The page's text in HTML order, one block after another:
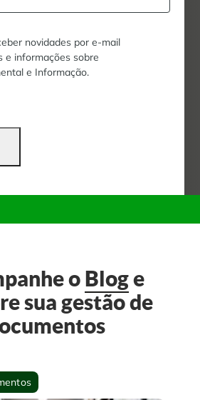
novidades por e-mail
e informações sobre
e Informação.
o Bloge
sua gestão de